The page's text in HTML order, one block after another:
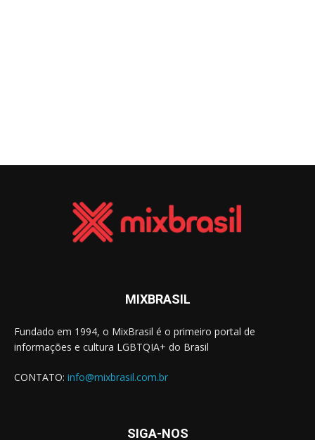
MIXBRASIL
Fundado em 1994, o MixBrasil é o primeiro portal de
informações e cultura LGBTQIA+ do Brasil
CONTATO: info@mixbrasil.com.br
SIGA-NOS